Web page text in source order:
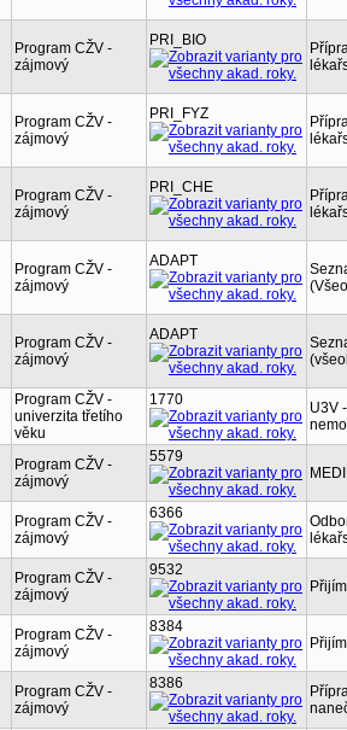
Program CŽV -
zájmový
PRI_BIO
Program CŽV -
zájmový
PRI_FYZ
Program CŽV -
zájmový
PRI_CHE
Program CŽV -
zájmový
ADAPT
Program CŽV -
zájmový
ADAPT
Program CŽV -
univerzita třetího
věku
1770
U3V
Program CŽV -
zájmový
5579
Program CŽV -
zájmový
6366
Program CŽV -
zájmový
9532
Program CŽV -
zájmový
8384
Program CŽV -
zájmový
8386